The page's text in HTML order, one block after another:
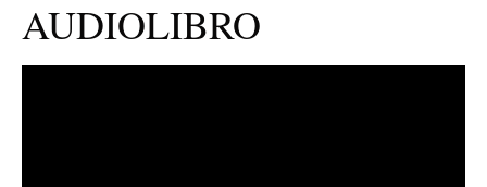
AUDIOLIBRO